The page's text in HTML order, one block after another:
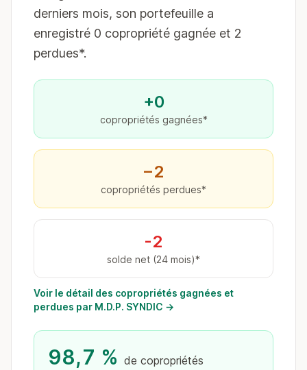
derniers mois, son portefeuille a
enregistré 0 copropriété gagnée et 2
perdues*.
+0
copropriétés gagnées*
−2
copropriétés perdues*
-2
solde net (24 mois)*
Voir le détail des copropriétés gagnées et
perdues par M.D.P. SYNDIC →
98,7 % de copropriétés